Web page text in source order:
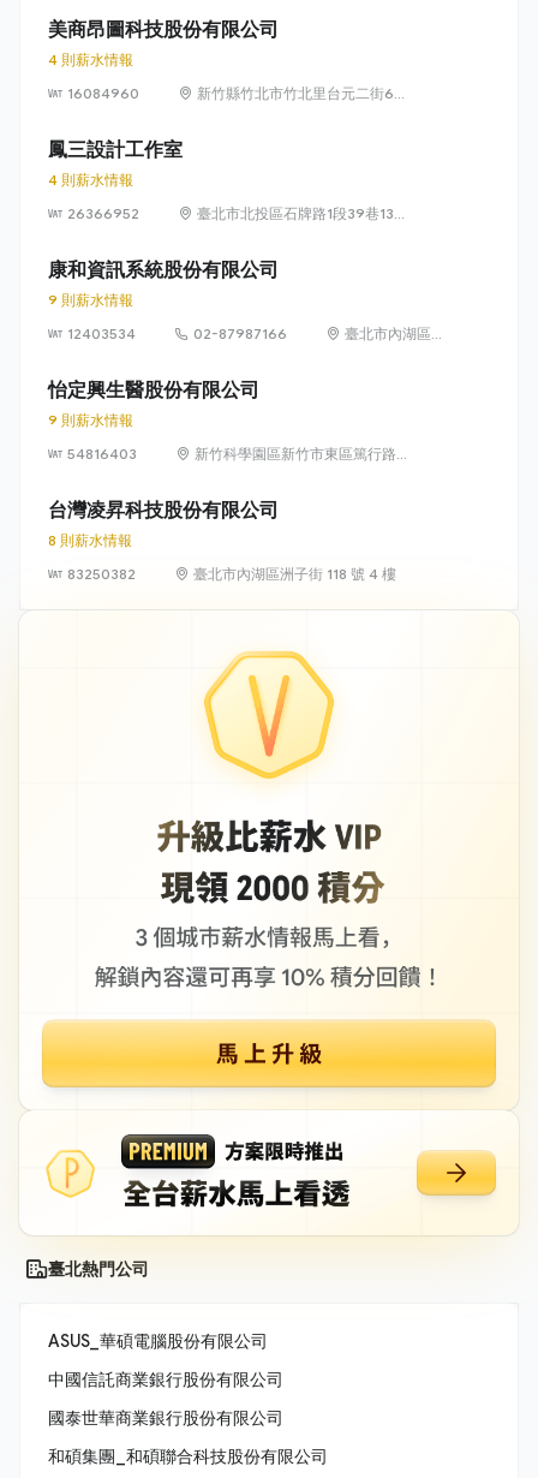
美商昂圖科技股份有限公司
4 則薪水情報
16084960
新竹縣竹北市竹北里台元二街6號
鳳三設計工作室
4 則薪水情報
26366952
臺北市北投區石牌路1段39巷134
康和資訊系統股份有限公司
9 則薪水情報
12403534
02-87987166
臺北市內湖區瑞
怡定興生醫股份有限公司
9 則薪水情報
54816403
新竹科學園區新竹市東區篤行路6
台灣凌昇科技股份有限公司
8 則薪水情報
83250382
臺北市內湖區洲子街 118 號 4 樓
臺北熱門公司
ASUS_華碩電腦股份有限公司
中國信託商業銀行股份有限公司
國泰世華商業銀行股份有限公司
和碩集團_和碩聯合科技股份有限公司